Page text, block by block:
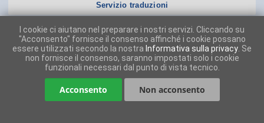
Servizio traduzioni
I cookie ci aiutano nel preparare i nostri servizi. Cliccando su
"Acconsento" fornisce il consenso affinché i cookie possano
essere utilizzati secondo la nostra Informativa sulla privacy . Se
non fornisce il consenso, saranno impostati solo i cookie
funzionali necessari dal punto di vista tecnico.